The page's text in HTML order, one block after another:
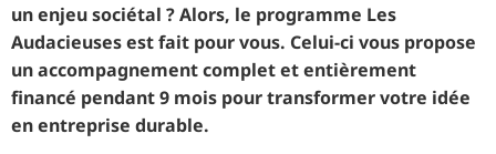
un enjeu sociétal ? Alors, le programme Les
Audacieuses est fait pour vous. Celui-ci vous propose
un accompagnement complet et entièrement
financé pendant 9 mois pour transformer votre idée
en entreprise durable.